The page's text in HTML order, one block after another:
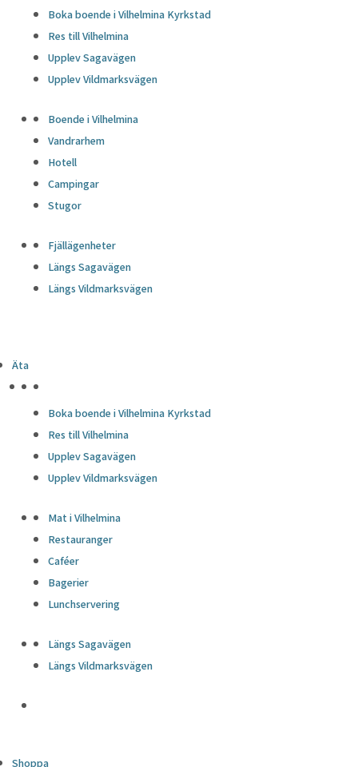
Boka boende i Vilhelmina Kyrkstad
Res till Vilhelmina
Upplev Sagavägen
Upplev Vildmarksvägen
Boende i Vilhelmina
Vandrarhem
Hotell
Campingar
Stugor
Fjällägenheter
Längs Sagavägen
Längs Vildmarksvägen
Äta
Boka boende i Vilhelmina Kyrkstad
Res till Vilhelmina
Upplev Sagavägen
Upplev Vildmarksvägen
Mat i Vilhelmina
Restauranger
Caféer
Bagerier
Lunchservering
Längs Sagavägen
Längs Vildmarksvägen
Shoppa